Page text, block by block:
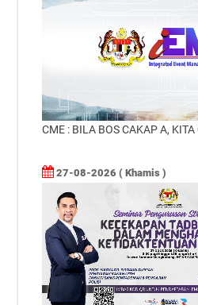
CME : BILA BOS CAKAP A, KITA
27-08-2026 ( Khamis )